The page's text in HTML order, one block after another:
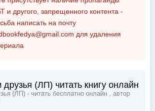
и другого, запрещенного контента -
написать на почту
для удаления
(ЛП) читать книгу онлайн
(ЛП) - читать бесплатно онлайн , автор